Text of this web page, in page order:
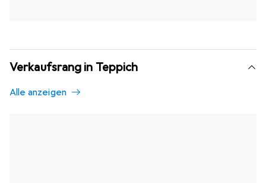
Verkaufsrang in Teppich
Alle anzeigen